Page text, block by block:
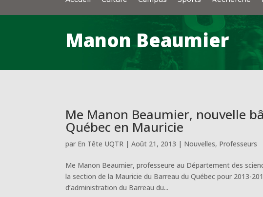
Manon Beaumier
Me Manon Beaumier, nouvelle
Québec en Mauricie
par En Tête UQTR |Août 21, 2013 | Nouvelles, Professeurs
Me Manon Beaumier, professeure au Département des
la section de la Mauricie du Barreau du Québec pour 2013-
d’administration du Barreau du...